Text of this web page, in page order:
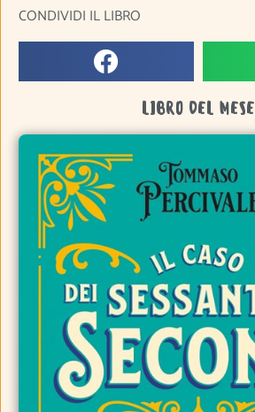
CONDIVIDI IL LIBRO
LIBRO DEL MESE